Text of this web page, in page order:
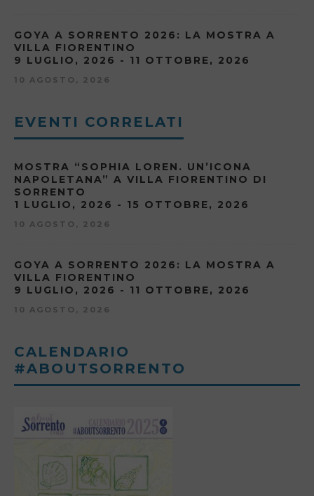
GOYA A SORRENTO 2026: LA MOSTRA A
VILLA FIORENTINO
9 LUGLIO, 2026 - 11 OTTOBRE, 2026
10 AGOSTO, 2026
EVENTI CORRELATI
MOSTRA “SOPHIA LOREN. UN’ICONA
NAPOLETANA” A VILLA FIORENTINO DI
SORRENTO
1 LUGLIO, 2026 - 15 OTTOBRE, 2026
10 AGOSTO, 2026
GOYA A SORRENTO 2026: LA MOSTRA A
VILLA FIORENTINO
9 LUGLIO, 2026 - 11 OTTOBRE, 2026
10 AGOSTO, 2026
CALENDARIO
#ABOUTSORRENTO